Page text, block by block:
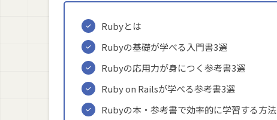
Rubyとは
Rubyの基礎が学べる入門書3選
Rubyの応用力が身につく参考書3選
Ruby on Railsが学べる参考書3選
Rubyの本・参考書で効率的に学習する方法